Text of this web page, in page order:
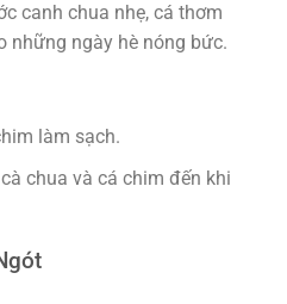
canh chua nhẹ, cá thơm
những ngày hè nóng bức.
làm sạch.
chua và cá chim đến khi